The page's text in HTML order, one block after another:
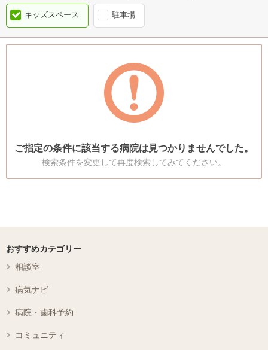
キッズスペース 駐車場
ご指定の条件に該当する病院は見つかりませんでした。
検索条件を変更して再度検索してみてください。
おすすめカテゴリー
相談室
病気ナビ
病院・歯科予約
コミュニティ